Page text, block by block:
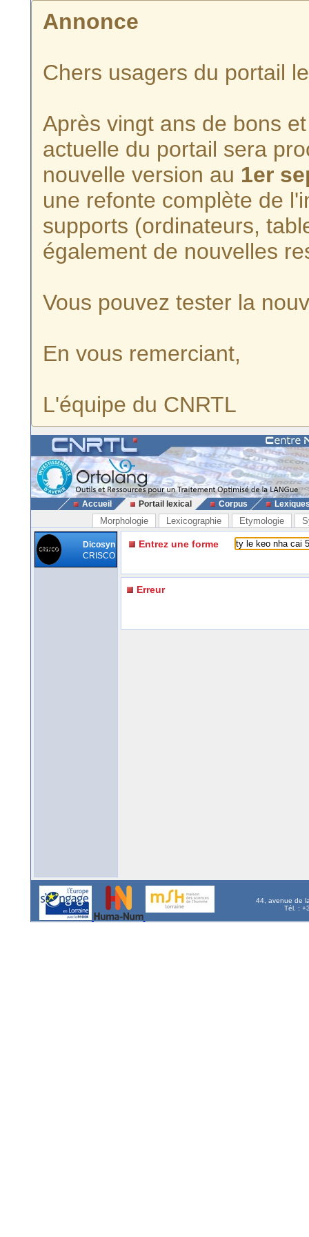
Annonce
Chers usagers du portail
Après vingt ans de bons
actuelle du portail sera
nouvelle version au 1er
une refonte complète de
supports (ordinateurs,
également de nouvelles
Vous pouvez tester la
En vous remerciant,
L'équipe du CNRTL
Accueil Portail lexical Corpus
Morphologie Lexicographie Etymologie
Dicosyn
CRISCO
Entrez une forme
Erreur
44, avenue de
Tél. :